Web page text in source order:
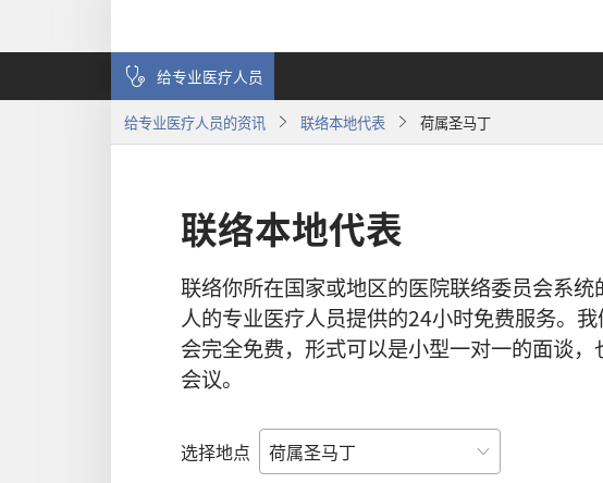
给专业医疗人员
给专业医疗人员的资讯 联络本地代表 荷属圣马丁
联络本地代表
联络你所在国家或地区的医院联络委员会系
人的专业医疗人员提供的24小时免费服务。
会完全免费，形式可以是小型一对一的面谈
会议。
选择地点